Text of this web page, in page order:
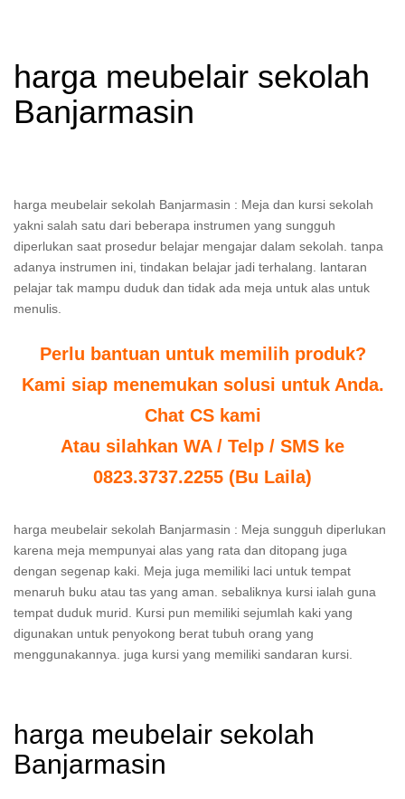
harga meubelair sekolah
Banjarmasin
harga meubelair sekolah Banjarmasin : Meja dan kursi sekolah
yakni salah satu dari beberapa instrumen yang sungguh
diperlukan saat prosedur belajar mengajar dalam sekolah. tanpa
adanya instrumen ini, tindakan belajar jadi terhalang. lantaran
pelajar tak mampu duduk dan tidak ada meja untuk alas untuk
menulis.
Perlu bantuan untuk memilih produk?
Kami siap menemukan solusi untuk Anda.
Chat CS kami
Atau silahkan WA / Telp / SMS ke
0823.3737.2255 (Bu Laila)
harga meubelair sekolah Banjarmasin : Meja sungguh diperlukan
karena meja mempunyai alas yang rata dan ditopang juga
dengan segenap kaki. Meja juga memiliki laci untuk tempat
menaruh buku atau tas yang aman. sebaliknya kursi ialah guna
tempat duduk murid. Kursi pun memiliki sejumlah kaki yang
digunakan untuk penyokong berat tubuh orang yang
menggunakannya. juga kursi yang memiliki sandaran kursi.
harga meubelair sekolah
Banjarmasin